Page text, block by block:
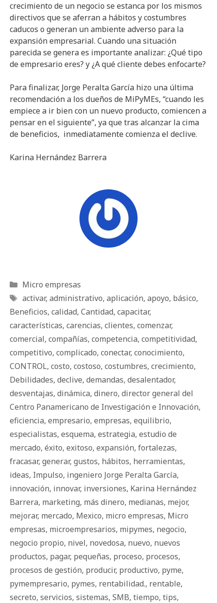
crecimiento de un negocio se estanca por los mismos
directivos que se aferran a hábitos y costumbres
caducos o generan un ambiente adverso para la
expansión empresarial. Cuando una situación
parecida se genera es importante analizar: ¿Qué tipo
de empresario eres? y ¿A qué cliente debes enfocarte?
Para finalizar, Jorge Peralta García hizo una última
recomendación a los dueños de MiPyMEs, “cuando les
empiece a ir bien con un nuevo producto, comiencen a
pensar en el siguiente”, ya que tras alcanzar la cima
de beneficios, inmediatamente comienza el declive.
Karina Hernández Barrera
Categorías
Micro empresas
Etiquetas
activar, administrativo, aplicación, apoyo, básico,
Beneficios, calidad, Cantidad, capacitar,
características, carencias, clientes, comenzar,
comercial, compañías, competencia, competitividad,
competitivo, complicado, conectar, conocimiento,
CONTROL, costo, costoso, costumbres, crecimiento,
Debilidades, declive, demandas, desalentador,
desventajas, dinámica, dinero, director general del
Centro Panamericano de Investigación e Innovación,
eficiencia, empresario, empresas, equilibrio,
especialistas, esquema, estrategia, estudio de
mercado, éxito, exitoso, expansión, fortalezas,
fracasar, generar, gustos, há­bi­tos, herramientas,
ideas, Impulso, ingeniero Jorge Peralta García,
innovación, innovar, inversiones, Karina Hernández
Barrera, marketing, más dinero, medianas, mejor,
mejorar, mercado, Mexico, micro empresas, Micro
empresas, microempresarios, mipymes, negocio,
negocio propio, nivel, novedosa, nuevo, nuevos
productos, pagar, pequeñas, proceso, procesos,
procesos de gestión, producir, productivo, pyme,
pymempresario, pymes, rentabilidad., rentable,
secreto, servicios, sistemas, SMB, tiempo, tips,